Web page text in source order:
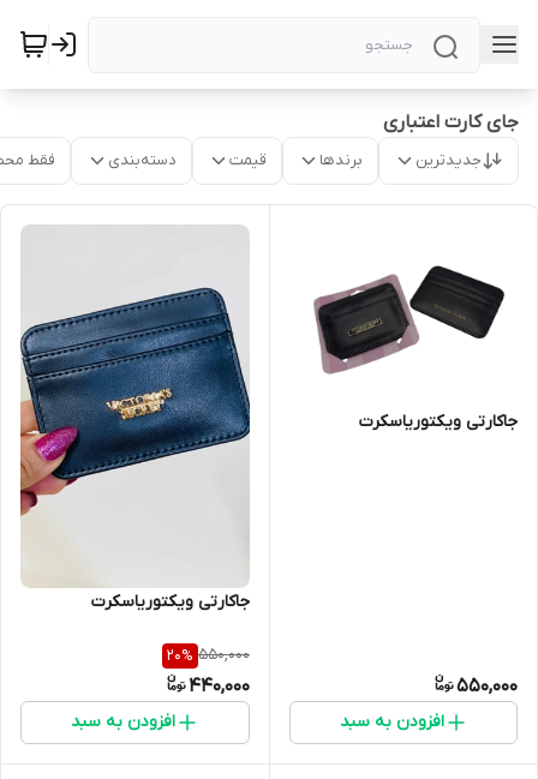
جای کارت اعتباری
جدیدترین برندها قیمت دسته‌بندی فقط
جاکارتی ویکتوریاسکرت
550,000
افزودن به سبد
جاکارتی ویکتوریاسکرت
550,000
20%
440,000
افزودن به سبد